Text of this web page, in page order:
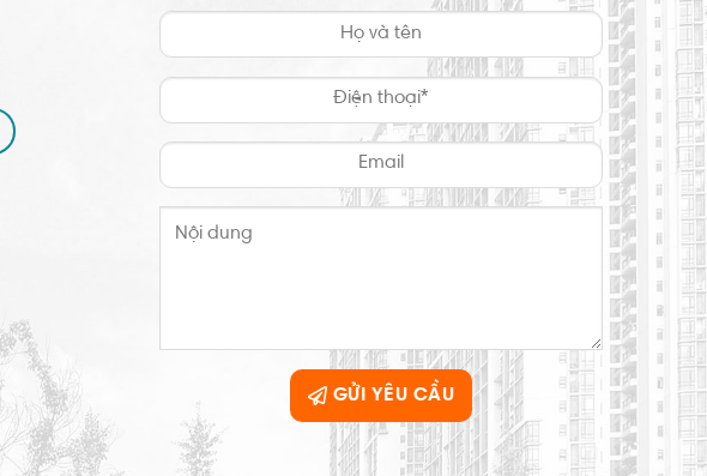
GỬI YÊU CẦU